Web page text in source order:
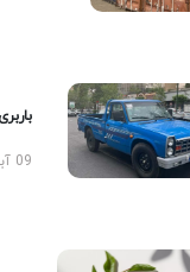
09 آبان 1403